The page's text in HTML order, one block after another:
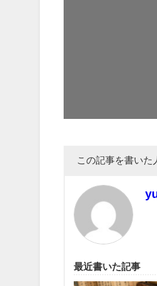
この記事を書いた
最近書いた記事